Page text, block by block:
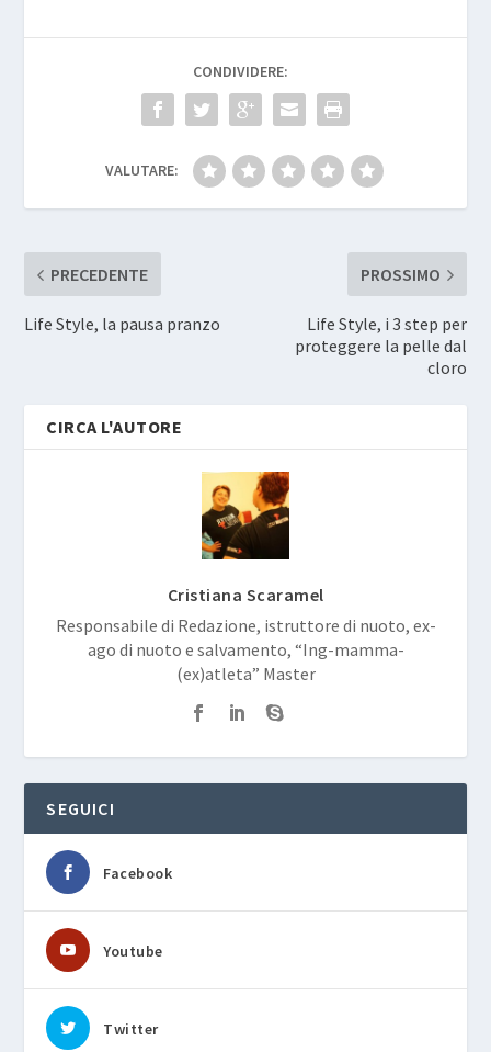
CONDIVIDERE:
VALUTARE:
PRECEDENTE
Life Style, la pausa pranzo
PROSSIMO
Life Style, i 3 step per
proteggere la pelle dal
cloro
CIRCA L'AUTORE
Cristiana Scaramel
Responsabile di Redazione, istruttore di nuoto, ex-
ago di nuoto e salvamento, “Ing-mamma-
(ex)atleta” Master
SEGUICI
Facebook
Youtube
Twitter